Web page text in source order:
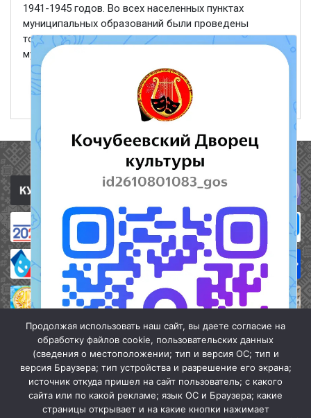
1941-1945 годов. Во всех населенных пунктах
муниципальных образований были проведены
торжественные парады, концерты, литературно-
музыкальные композиции, ...
Полезные ссылки
Продолжая использовать наш сайт, вы даете согласие на
обработку файлов cookie, пользовательских данных
(сведения о местоположении; тип и версия ОС; тип и
версия Браузера; тип устройства и разрешение его экрана;
источник откуда пришел на сайт пользователь; с какого
сайта или по какой рекламе; язык ОС и Браузера; какие
страницы открывает и на какие кнопки нажимает